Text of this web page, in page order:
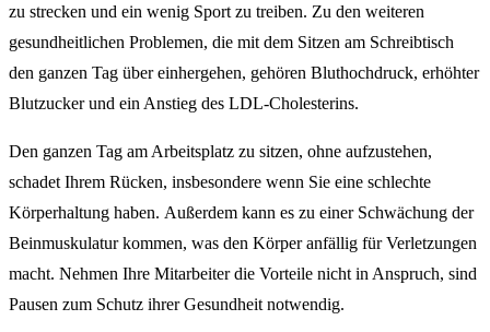
zu strecken und ein wenig Sport zu treiben. Zu den weiteren
gesundheitlichen Problemen, die mit dem Sitzen am Schreibtisch
den ganzen Tag über einhergehen, gehören Bluthochdruck, erhöhter
Blutzucker und ein Anstieg des LDL-Cholesterins.
Den ganzen Tag am Arbeitsplatz zu sitzen, ohne aufzustehen,
schadet Ihrem Rücken, insbesondere wenn Sie eine schlechte
Körperhaltung haben. Außerdem kann es zu einer Schwächung der
Beinmuskulatur kommen, was den Körper anfällig für Verletzungen
macht. Nehmen Ihre Mitarbeiter die Vorteile nicht in Anspruch, sind
Pausen zum Schutz ihrer Gesundheit notwendig.